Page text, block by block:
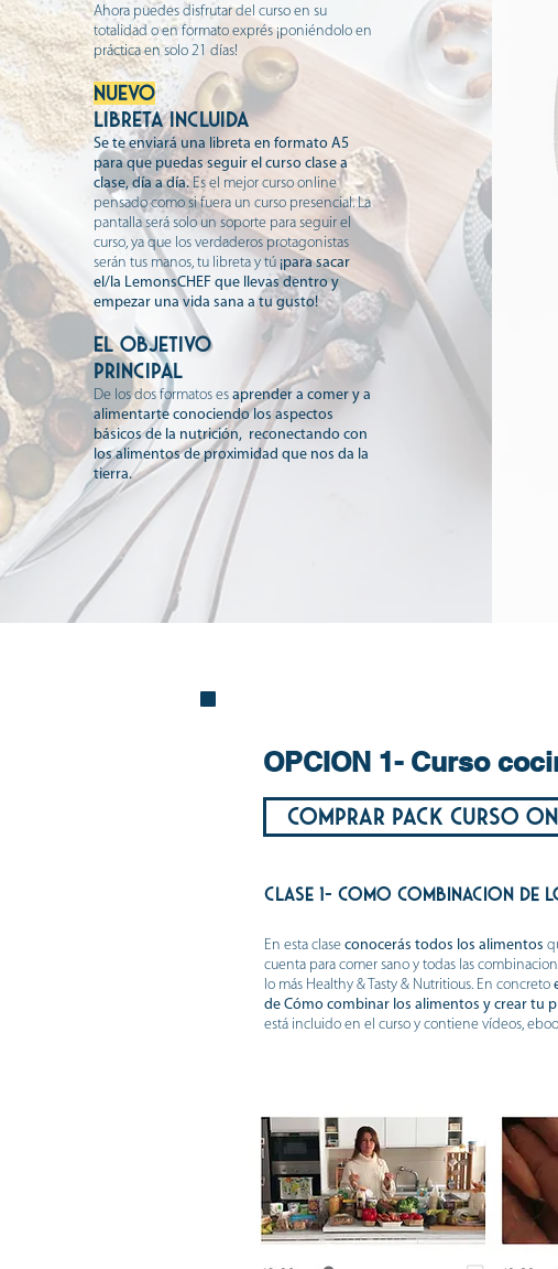
Ahora puedes disfrutar del curso en su
totalidad o en formato exprés ¡poniéndolo en
práctica en solo 21 días!
NUEVO
LIBRETA INCLUIDA
Se te enviará una libreta en formato A5
para que puedas seguir el curso clase a
clase, día a día.Es el mejor curso online
pensado como si fuera un curso presencial. La
pantalla será solo un soporte para seguir el
curso, ya que los verdaderos protagonistas
serán tus manos, tu libreta y tú¡para sacar
el/la LemonsCHEF que llevas dentro y
empezar una vida sana a tu gusto!
EL OBJETIVO
principal
De los dos formatos es aprender a comer y a
alimentarte conociendo los aspectos
básicos de la nutrición, reconectando con
los alimentos de proximidad que nos da la
tierra.
OPCION 1- Curso
comprar pack curso
clase 1- COMO combinaciOn de
En esta clase conocerás todos los alimentos
cuenta para comer sano y todas las
lo más Healthy & Tasty & Nutritious. En concreto
de Cómo combinar los alimentos y crear tu
está incluido en el curso y contiene vídeos,